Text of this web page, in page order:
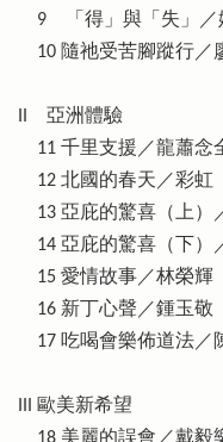
9 「得」與「失」／
10 隨祂受苦腳蹤行／
II 亞洲體驗
11 千里支援／龍蕭念
12 北國的春天／彩虹
13 亞庇的驚喜（上）
14 亞庇的驚喜（下）
15 愛情故事／林榮輝
16 新丁心聲／鍾玉敬
17 吃喝會樂佈道法／
III 歐美新希望